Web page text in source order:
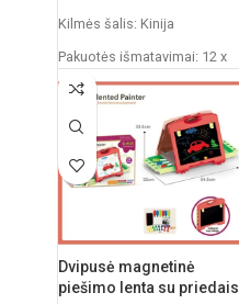
Kilmės šalis: Kinija
Pakuotės išmatavimai: 12 x
53,5 x 76,5 cm
Produkto išmatavimai: 33 x
58 x 110 cm
Rekomenduojamas amžius:
nuo 3 metų
Dvipusė magnetinė
piešimo lenta su priedais